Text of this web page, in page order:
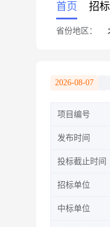
首页 招
省份地区：
2026-08-07
项目编号
发布时间
投标截止时间
招标单位
中标单位